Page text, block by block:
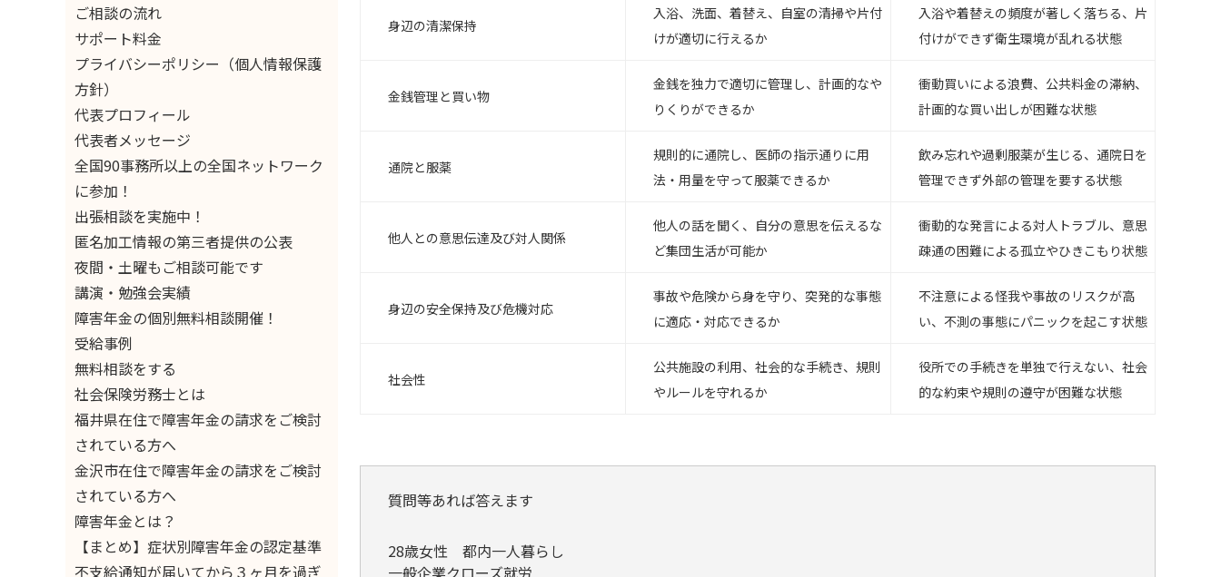
身辺の清潔保持
入浴、洗面、着替え、自室の清掃や片付
けが適切に行えるか
入浴や着替えの頻度が著しく落ちる、片
付けができず衛生環境が乱れる状態
金銭管理と買い物
金銭を独力で適切に管理し、計画的なや
りくりができるか
衝動買いによる浪費、公共料金の滞納、
計画的な買い出しが困難な状態
通院と服薬
規則的に通院し、医師の指示通りに用
法・用量を守って服薬できるか
飲み忘れや過剰服薬が生じる、通院日を
管理できず外部の管理を要する状態
他人との意思伝達及び対人関係
他人の話を聞く、自分の意思を伝えるな
ど集団生活が可能か
衝動的な発言による対人トラブル、意思
疎通の困難による孤立やひきこもり状態
身辺の安全保持及び危機対応
事故や危険から身を守り、突発的な事態
に適応・対応できるか
不注意による怪我や事故のリスクが高
い、不測の事態にパニックを起こす状態
社会性
公共施設の利用、社会的な手続き、規則
やルールを守れるか
役所での手続きを単独で行えない、社会
的な約束や規則の遵守が困難な状態
質問等あれば答えます
28歳女性 都内一人暮らし
一般企業クローズ就労
ご相談の流れ
サポート料金
プライバシーポリシー（個人情報保護
方針）
代表プロフィール
代表者メッセージ
全国90事務所以上の全国ネットワーク
に参加！
出張相談を実施中！
匿名加工情報の第三者提供の公表
夜間・土曜もご相談可能です
講演・勉強会実績
障害年金の個別無料相談開催！
受給事例
無料相談をする
社会保険労務士とは
福井県在住で障害年金の請求をご検討
されている方へ
金沢市在住で障害年金の請求をご検討
されている方へ
障害年金とは？
【まとめ】症状別障害年金の認定基準
不支給通知が届いてから３ヶ月を過ぎ